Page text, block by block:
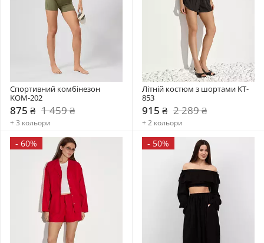
Спортивний комбінезон
KOM-202
875 ₴ 1 459 ₴
+ 3 кольори
Літній костюм з шортами KT-
853
915 ₴ 2 289 ₴
+ 2 кольори
- 60% - 50%